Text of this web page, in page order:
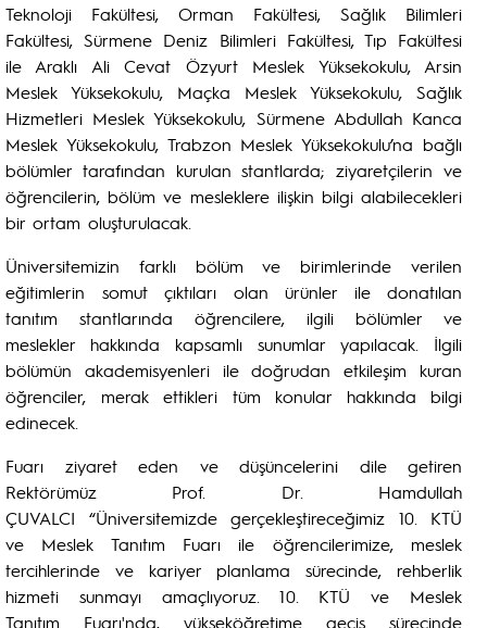
Teknoloji Fakültesi, Orman Fakültesi, Sağlık Bilimleri
Fakültesi, Sürmene Deniz Bilimleri Fakültesi, Tıp Fakültesi
ile Araklı Ali Cevat Özyurt Meslek Yüksekokulu, Arsin
Meslek Yüksekokulu, Maçka Meslek Yüksekokulu, Sağlık
Hizmetleri Meslek Yüksekokulu, Sürmene Abdullah Kanca
Meslek Yüksekokulu, Trabzon Meslek Yüksekokulu’na bağlı
bölümler tarafından kurulan stantlarda; ziyaretçilerin ve
öğrencilerin, bölüm ve mesleklere ilişkin bilgi alabilecekleri
bir ortam oluşturulacak.
Üniversitemizin farklı bölüm ve birimlerinde verilen
eğitimlerin somut çıktıları olan ürünler ile donatılan
tanıtım stantlarında öğrencilere, ilgili bölümler ve
meslekler hakkında kapsamlı sunumlar yapılacak. İlgili
bölümün akademisyenleri ile doğrudan etkileşim kuran
öğrenciler, merak ettikleri tüm konular hakkında bilgi
edinecek.
Fuarı ziyaret eden ve düşüncelerini dile getiren
Rektörümüz Prof. Dr. Hamdullah
ÇUVALCI “Üniversitemizde gerçekleştireceğimiz 10. KTÜ
ve Meslek Tanıtım Fuarı ile öğrencilerimize, meslek
tercihlerinde ve kariyer planlama sürecinde, rehberlik
hizmeti sunmayı amaçlıyoruz. 10. KTÜ ve Meslek
Tanıtım Fuarı'nda, yükseköğretime geçiş sürecinde